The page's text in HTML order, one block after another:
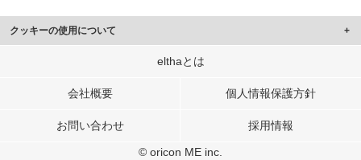
クッキーの使用について
このサイトでは Cookie を使用して、ユーザーに合わせたコンテンツや広告の
行っています。
メディアや広告配信、データ解析の各パートナーに提供しています。
elthaとは
会社概要 個人情報保護方針
お問い合わせ 採用情報
© oricon ME inc.